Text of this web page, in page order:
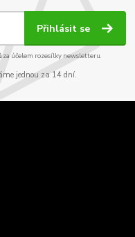
Přihlásit se
za účelem rozesílky newsletteru.
jednou za 14 dní.